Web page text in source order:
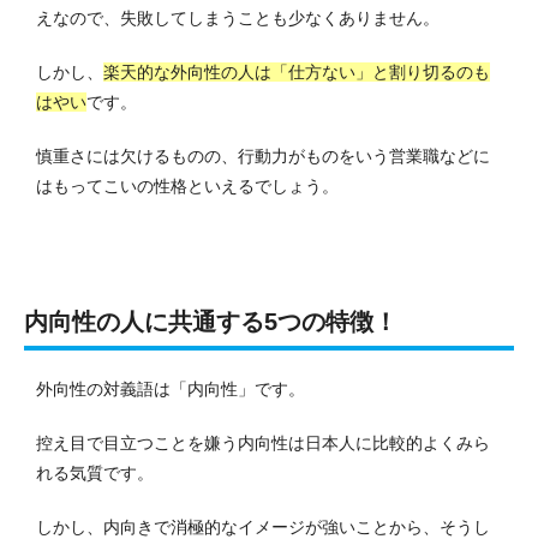
えなので、失敗してしまうことも少なくありません。
しかし、 楽天的な外向性の人は「仕方ない」と割り切るのも
はやいです。
慎重さには欠けるものの、行動力がものをいう営業職などに
はもってこいの性格といえるでしょう。
内向性の人に共通する5つの特徴！
外向性の対義語は「内向性」です。
控え目で目立つことを嫌う内向性は日本人に比較的よくみら
れる気質です。
しかし、内向きで消極的なイメージが強いことから、そうし